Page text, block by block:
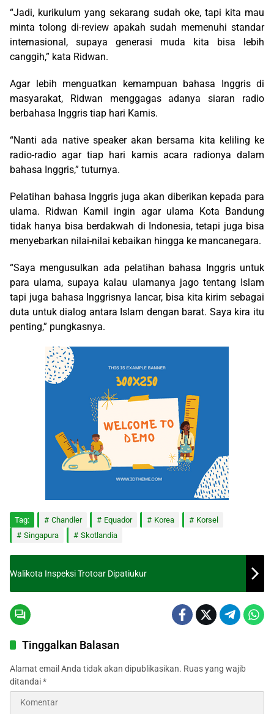
“Jadi, kurikulum yang sekarang sudah oke, tapi kita mau
minta tolong di-review apakah sudah memenuhi standar
internasional, supaya generasi muda kita bisa lebih
canggih,” kata Ridwan.
Agar lebih menguatkan kemampuan bahasa Inggris di
masyarakat, Ridwan menggagas adanya siaran radio
berbahasa Inggris tiap hari Kamis.
“Nanti ada native speaker akan bersama kita keliling ke
radio-radio agar tiap hari kamis acara radionya dalam
bahasa Inggris,” tuturnya.
Pelatihan bahasa Inggris juga akan diberikan kepada para
ulama. Ridwan Kamil ingin agar ulama Kota Bandung
tidak hanya bisa berdakwah di Indonesia, tetapi juga bisa
menyebarkan nilai-nilai kebaikan hingga ke mancanegara.
“Saya mengusulkan ada pelatihan bahasa Inggris untuk
para ulama, supaya kalau ulamanya jago tentang Islam
tapi juga bahasa Inggrisnya lancar, bisa kita kirim sebagai
duta untuk dialog antara Islam dengan barat. Saya kira itu
penting,” pungkasnya.
Tag: Chandler Equador Korea
Korsel
Singapura
Skotlandia
Walikota Inspeksi Trotoar Dipatiukur
Tinggalkan Balasan
Alamat email Anda tidak akan dipublikasikan. Ruas yang wajib
ditandai*